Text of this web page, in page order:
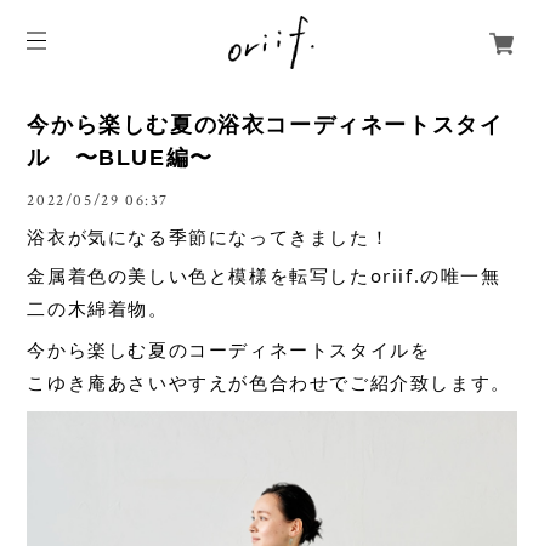
今から楽しむ夏の浴衣コーディネートスタイ
ル 〜BLUE編〜
2022/05/29 06:37
浴衣が気になる季節になってきました！
金属着色の美しい色と模様を転写したoriif.の唯一無
二の木綿着物。
今から楽しむ夏のコーディネートスタイルを
こゆき庵あさいやすえが色合わせでご紹介致します。